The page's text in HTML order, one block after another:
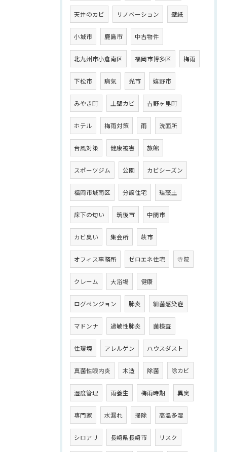
天井のカビ リノベーション 壁紙
小城市 鹿島市 中古物件
北九州市小倉南区 福岡市博多区 梅雨
下松市 病気 光市 嬉野市
みやき町 土壁カビ 吉野ヶ里町
ホテル 梅雨対策 雨 洗面所
台風対策 健康被害 旅館
スポーツジム 公園 カビシーズン
福岡市城南区 分譲住宅 珪藻土
床下の匂い 筑後市 中間市
カビ臭い 集会所 萩市
オフィス事務所 ゼロエネ住宅 寺院
クレーム 大浴場 健康
ログペンジョン 肺炎 細菌感染症
マドンナ 過敏性肺炎 菌検査
住環境 アレルゲン ハウスダスト
真菌性眼内炎 木造 除菌 除カビ
湿度管理 雨養生 梅雨時期 異臭
専門家 水漏れ 掃除 高温多湿
シロアリ 長崎県長崎市 リスク